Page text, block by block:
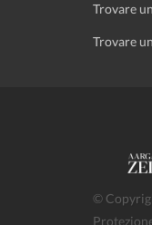
Trovare
Trovare
©